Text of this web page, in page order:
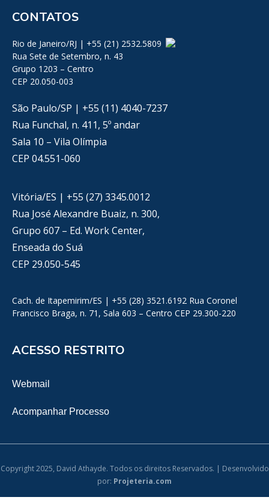
CONTATOS
Rio de Janeiro/RJ | +55 (21) 2532.5809
Rua Sete de Setembro, n. 43
Grupo 1203 – Centro
CEP 20.050-003
São Paulo/SP | +55 (11) 4040-7237
Rua Funchal, n. 411, 5º andar
Sala 10 – Vila Olímpia
CEP 04.551-060
Vitória/ES | +55 (27) 3345.0012
Rua José Alexandre Buaiz, n. 300,
Grupo 607 – Ed. Work Center,
Enseada do Suá
CEP 29.050-545
Cach. de Itapemirim/ES | +55 (28) 3521.6192 Rua Coronel
Francisco Braga, n. 71, Sala 603 – Centro CEP 29.300-220
ACESSO RESTRITO
Webmail
Acompanhar Processo
Copyright 2025, David Athayde. Todos os direitos Reservados. | Desenvolvido
por: Projeteria.com